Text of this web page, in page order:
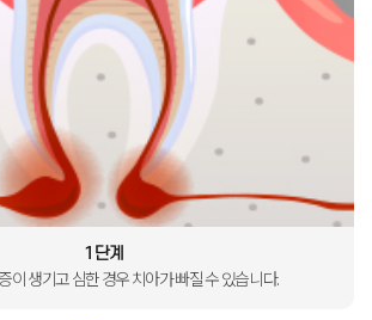
1단계
이 생기고심한 경우 치아가 빠질 수있습니다.